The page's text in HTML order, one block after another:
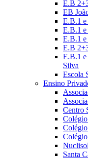
E.B
EB
E.B.1
E.B.1
E.B.1 e
E.B
E.B.1 e
Silva
Escola
Ensino
Centro
Colégio
Santa